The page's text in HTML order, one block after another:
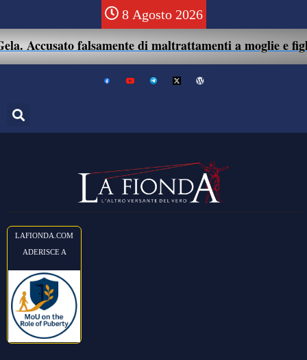
8 Agosto 2026
Accusato falsamente di maltrattamenti a moglie e
LAFIONDA.COM
ADERISCE A